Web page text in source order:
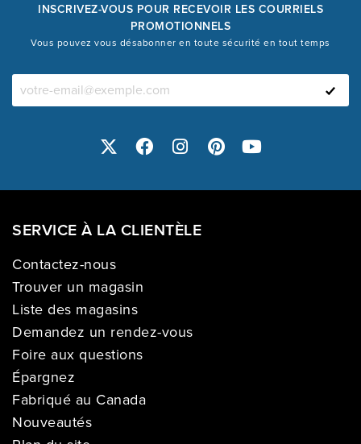
INSCRIVEZ-VOUS POUR RECEVOIR LES COURRIELS
PROMOTIONNELS
Vous pouvez vous désabonner en toute sécurité en tout temps
SERVICE À LA CLIENTÈLE
Contactez-nous
Trouver un magasin
Liste des magasins
Demandez un rendez-vous
Foire aux questions
Épargnez
Fabriqué au Canada
Nouveautés